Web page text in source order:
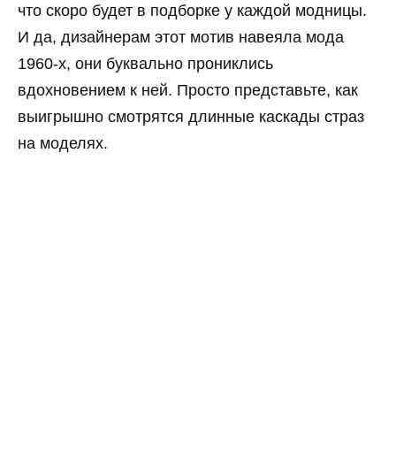
что скоро будет в подборке у каждой модницы.
И да, дизайнерам этот мотив навеяла мода
1960-х, они буквально прониклись
вдохновением к ней. Просто представьте, как
выигрышно смотрятся длинные каскады страз
на моделях.